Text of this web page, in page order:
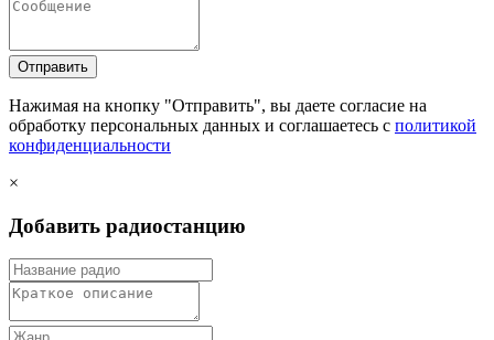
Отправить
Нажимая на кнопку "Отправить", вы даете согласие на
обработку персональных данных и соглашаетесь c политикой
конфиденциальности
×
Добавить радиостанцию